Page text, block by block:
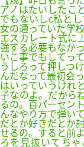
アノはたいしたこ
でもないしc私と
女の通っていた学
エスカレート式に
強する必要もなか
いこ事でもしてっ
うしろって押しつ
んだなって最初会
はいっていうけれ
子なのよ。だから
るの。百パーセン
んなやり方で弾い
だとか好きだとか
せるの。すると前
ろを見抜いてち